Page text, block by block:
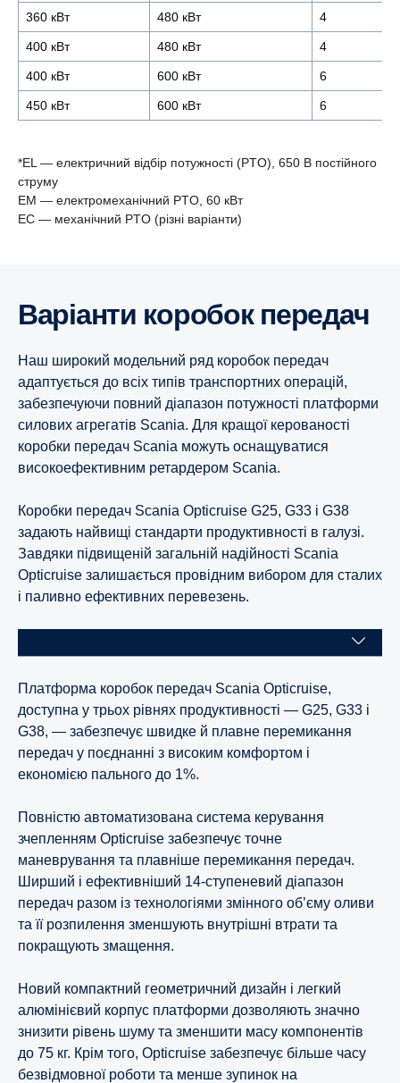
360 кВт 480 кВт 4
400 кВт 480 кВт 4
400 кВт 600 кВт 6
450 кВт 600 кВт 6
*EL — електричний відбір потужності (PTO), 650 В постійного
струму
EM — електромеханічний PTO, 60 кВт
EC — механічний PTO (різні варіанти)
13-літровий двигун Super
13-літрові двигуни
13-літрові двигуни
13-літрові двигуни
13-літрові двигуни
Варіанти коробок передач
Наш широкий модельний ряд коробок передач
адаптується до всіх типів транспортних операцій,
забезпечуючи повний діапазон потужності платформи
силових агрегатів Scania. Для кращої керованості
коробки передач Scania можуть оснащуватися
високоефективним ретардером Scania.
Коробки передач Scania Opticruise G25, G33 і G38
задають найвищі стандарти продуктивності в галузі.
Завдяки підвищеній загальній надійності Scania
Opticruise залишається провідним вибором для сталих
і паливно ефективних перевезень.
Платформа коробок передач Scania Opticruise,
доступна у трьох рівнях продуктивності — G25, G33 і
G38, — забезпечує швидке й плавне перемикання
передач у поєднанні з високим комфортом і
економією пального до 1%.
Повністю автоматизована система керування
зчепленням Opticruise забезпечує точне
маневрування та плавніше перемикання передач.
Ширший і ефективніший 14-ступеневий діапазон
передач разом із технологіями змінного об’єму оливи
та її розпилення зменшують внутрішні втрати та
покращують змащення.
Новий компактний геометричний дизайн і легкий
алюмінієвий корпус платформи дозволяють значно
знизити рівень шуму та зменшити масу компонентів
до 75 кг. Крім того, Opticruise забезпечує більше часу
безвідмовної роботи та менше зупинок на